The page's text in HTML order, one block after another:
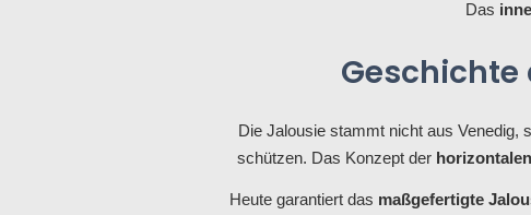
Das
Geschichte
Die Jalousie stammt nicht aus Venedig,
schützen. Das Konzept der
Heute garantiert das maßgefertigte